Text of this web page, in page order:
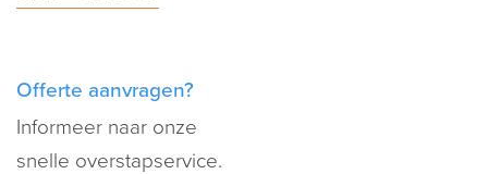
Offerte aanvragen?
Informeer naar onze
snelle overstapservice.